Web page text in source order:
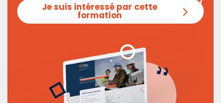
Je suis intéressé par cette
formation